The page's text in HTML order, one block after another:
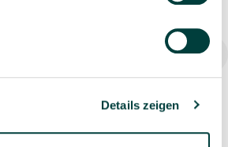
Details zeigen
40my, 1 Beutel mit 100 Stk.